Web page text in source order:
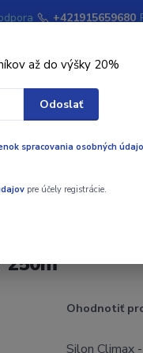
+421915659680
Kempingový
250m
Ohodnotiť
Silon Climax
až do výšky 20%
Odoslať
spracovania osobných
pre účely registrácie.